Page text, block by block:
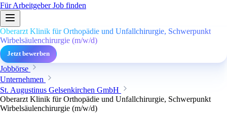
Für ArbeitgeberJob finden
Oberarzt Klinik für Orthopädie und Unfallchirurgie, Schwerpunkt
Wirbelsäulenchirurgie (m/w/d)
Jetzt bewerben
Jobbörse
Unternehmen
St. Augustinus Gelsenkirchen GmbH
Oberarzt Klinik für Orthopädie und Unfallchirurgie, Schwerpunkt
Wirbelsäulenchirurgie (m/w/d)